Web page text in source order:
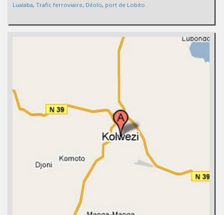
Lualaba, Trafic ferroviaire, Dilolo, port de Lobito